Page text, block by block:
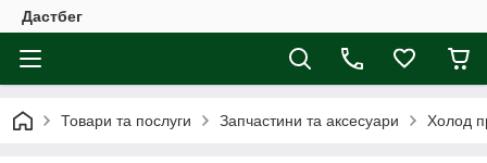
Дастбег
Товари та послуги Запчастини та аксесуари Холод